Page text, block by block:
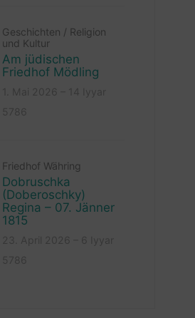
Geschichten / Religion
und Kultur
Am jüdischen
Friedhof Mödling
Friedhof Währing
Dobruschka
(Doberoschky)
Regina – 07. Jänner
1815